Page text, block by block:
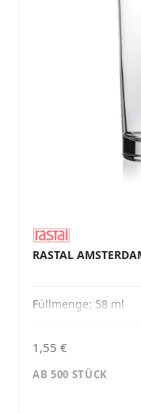
RASTAL
Füllmenge: 58 ml
1,55 €
AB 500 STÜCK